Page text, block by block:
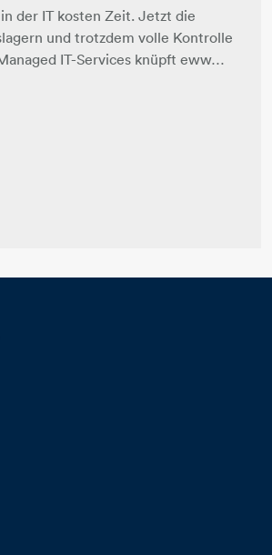
der IT kosten Zeit. Jetzt die
und trotzdem volle Kontrolle
IT-Services knüpft eww…